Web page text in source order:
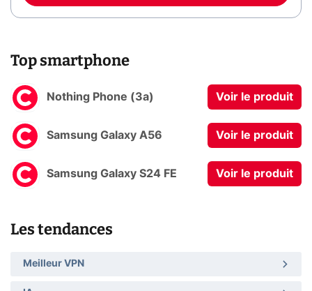
Top smartphone
Nothing Phone (3a) Voir le produit
Samsung Galaxy A56 Voir le produit
Samsung Galaxy S24 FE Voir le produit
Les tendances
Meilleur VPN